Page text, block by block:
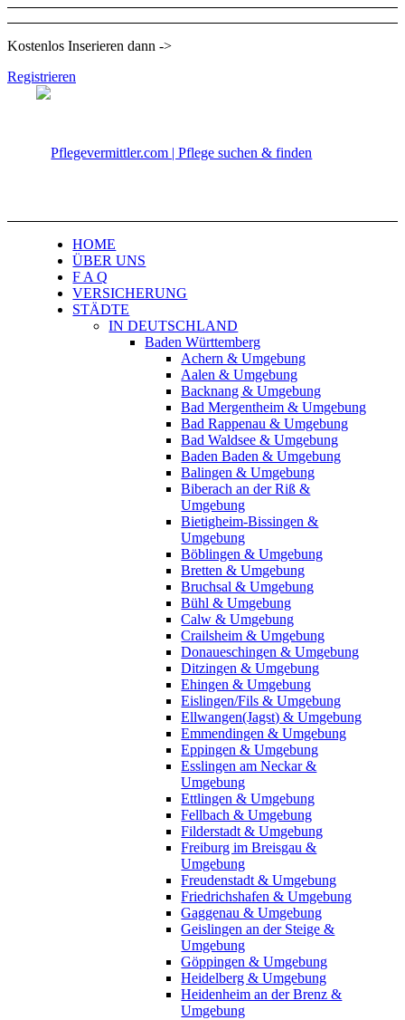
Kostenlos Inserieren dann ->
Registrieren
HOME
ÜBER UNS
F A Q
VERSICHERUNG
STÄDTE
IN DEUTSCHLAND
Baden Württemberg
Achern & Umgebung
Aalen & Umgebung
Backnang & Umgebung
Bad Mergentheim & Umgebung
Bad Rappenau & Umgebung
Bad Waldsee & Umgebung
Baden Baden & Umgebung
Balingen & Umgebung
Biberach an der Riß &
Umgebung
Bietigheim-Bissingen &
Umgebung
Böblingen & Umgebung
Bretten & Umgebung
Bruchsal & Umgebung
Bühl & Umgebung
Calw & Umgebung
Crailsheim & Umgebung
Donaueschingen & Umgebung
Ditzingen & Umgebung
Ehingen & Umgebung
Eislingen/Fils & Umgebung
Ellwangen(Jagst) & Umgebung
Emmendingen & Umgebung
Eppingen & Umgebung
Esslingen am Neckar &
Umgebung
Ettlingen & Umgebung
Fellbach & Umgebung
Filderstadt & Umgebung
Freiburg im Breisgau &
Umgebung
Freudenstadt & Umgebung
Friedrichshafen & Umgebung
Gaggenau & Umgebung
Geislingen an der Steige &
Umgebung
Göppingen & Umgebung
Heidelberg & Umgebung
Heidenheim an der Brenz &
Umgebung